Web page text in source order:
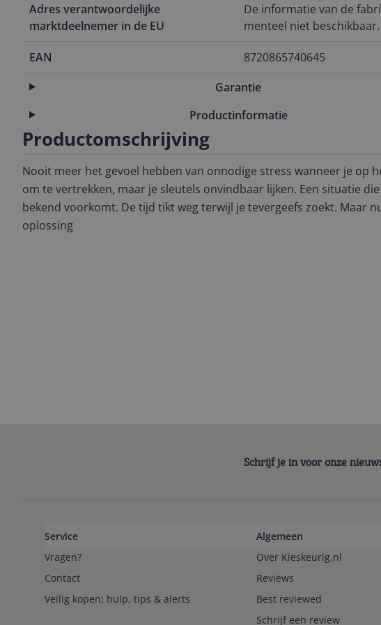
Adres verantwoordelijke
marktdeelnemer in de EU
De informatie van de
menteel niet beschikbaar.
EAN
8720865740645
Garantie
Productinformatie
Productomschrijving
Nooit meer het gevoel hebben van onnodige stress wanneer je op
om te vertrekken, maar je sleutels onvindbaar lijken. Een situatie
bekend voorkomt. De tijd tikt weg terwijl je tevergeefs zoekt. Maar
oplossing
Schrijf je in voor onze
Service
Vragen?
Contact
Veilig kopen; hulp, tips & alerts
Algemeen
Over Kieskeurig.nl
Reviews
Best reviewed
Schrijf een review